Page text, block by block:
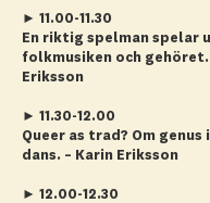
► 11.00-11.30
En riktig spelman spelar
folkmusiken och gehöret.
Eriksson
► 11.30-12.00
Queer as trad? Om
dans. – Karin Eriksson
► 12.00-12.30